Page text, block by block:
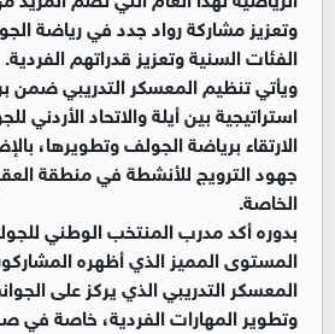
وتعزيز مشاركة رواد جدد في رياضة
الفئات السنية وتعزيز قدراتهم الفردية.
ويأتي تنظيم المعسكر التدريبي ضمن
استراتيجية بين أيلة والاتحاد الأردني
الارتقاء برياضة الجولف وتطويرها،
جهود الترويج للأنشطة في منطقة
الخاصة.
بدوره أكد مدرب المنتخب الوطني
المستوى المميز الذي أظهره
المعسكر التدريبي الذي يركز على
وتطوير المهارات الفردية، خاصة في